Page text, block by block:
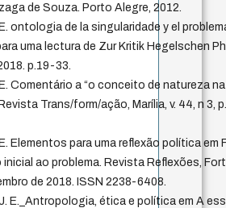
de Souza. Porto Alegre, 2012.
E. ontologia de la singularidade y el
uma lectura de Zur Kritik Hegelschen
p.19-33.
E. Comentário a “o conceito de natureza
Trans/form/ação, Marília, v. 44, n 3,
Elementos para uma reflexão política em
ao problema. Revista Reflexões,
de 2018. ISSN 2238-6408.
J. E._Antropologia, ética e política em A